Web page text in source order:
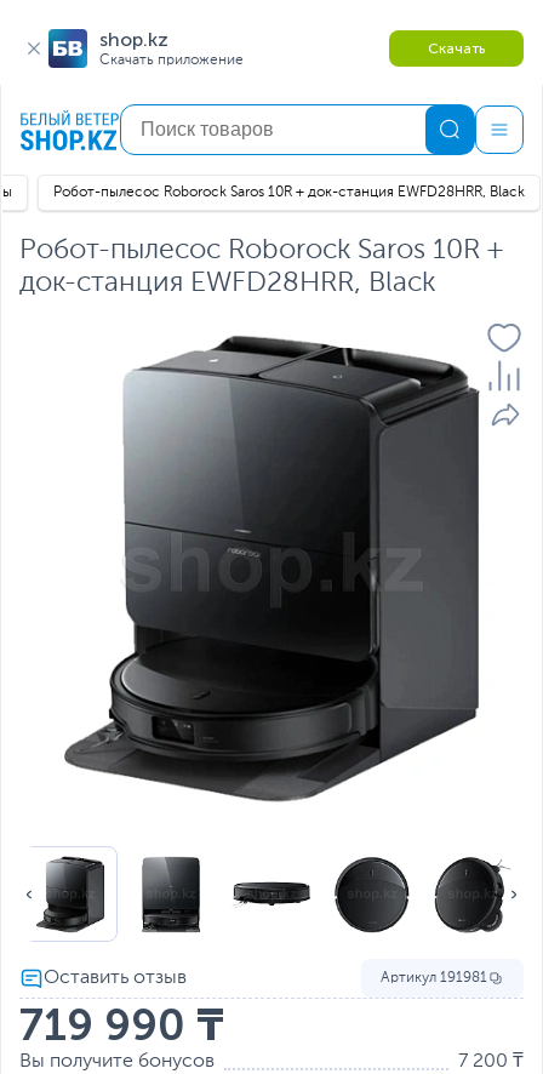
shop.kz
Скачать приложение
Скачать
Робот-пылесос Roborock Saros 10R + док-станция EWFD28HRR, Black
Робот-пылесос Roborock Saros 10R +
док-станция EWFD28HRR, Black
Артикул 191981
719 990 ₸
Вы получите бонусов
7 200 ₸